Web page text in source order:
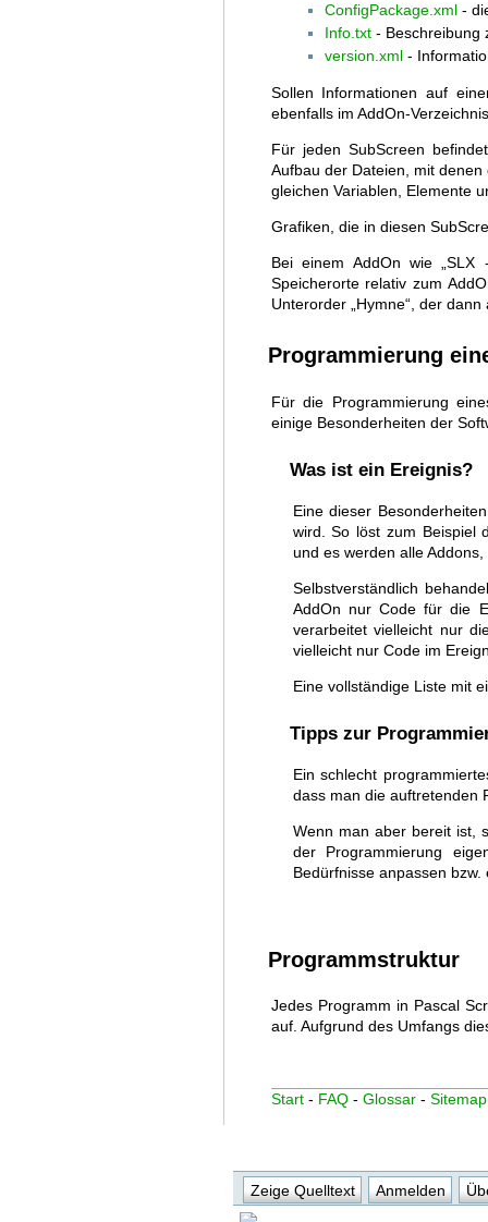
ConfigPackage.xml-
Info.txt- Beschreibung
version.xml-
Sollen Informationen auf
ebenfalls im AddOn-
Für jeden SubScreen
Aufbau der Dateien, mit
gleichen Variablen, Elemente
Grafiken, die in diesen
Bei einem AddOn wie
Speicherorte relativ zum
Unterorder „Hymne“, der
Programmierung
Für die Programmierung
einige Besonderheiten der
Was ist ein Ereignis?
Eine dieser
wird. So löst zum Beispiel
und es werden alle
Selbstverständlich
AddOn nur Code für die
verarbeitet vielleicht nur
vielleicht nur Code im
Eine vollständige Liste mit
Tipps zur
Ein schlecht
dass man die auftretenden
Wenn man aber bereit ist,
der Programmierung
Bedürfnisse anpassen
Programmstruktur
Jedes Programm in Pascal
auf. Aufgrund des Umfangs
Start- FAQ- Glossar- Sitemap
Zeige Quelltext Anmelden